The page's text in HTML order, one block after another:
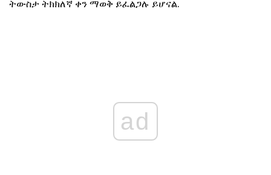
ትውስታ ትክክለኛ ቀን ማወቅ ይፈልጋሉ ይሆናል.
ad